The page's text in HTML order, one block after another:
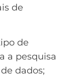
de
de
a pesquisa
dados;